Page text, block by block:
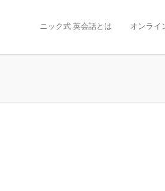
ニック式 英会話とは オンライ